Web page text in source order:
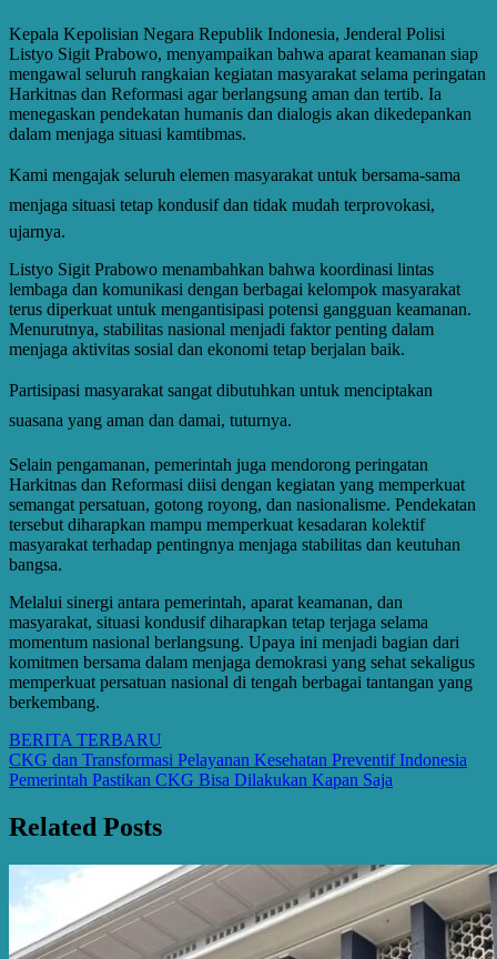
Kepala Kepolisian Negara Republik Indonesia, Jenderal Polisi
Listyo Sigit Prabowo, menyampaikan bahwa aparat keamanan siap
mengawal seluruh rangkaian kegiatan masyarakat selama peringatan
Harkitnas dan Reformasi agar berlangsung aman dan tertib. Ia
menegaskan pendekatan humanis dan dialogis akan dikedepankan
dalam menjaga situasi kamtibmas.
Kami mengajak seluruh elemen masyarakat untuk bersama-sama
menjaga situasi tetap kondusif dan tidak mudah terprovokasi,
ujarnya.
Listyo Sigit Prabowo menambahkan bahwa koordinasi lintas
lembaga dan komunikasi dengan berbagai kelompok masyarakat
terus diperkuat untuk mengantisipasi potensi gangguan keamanan.
Menurutnya, stabilitas nasional menjadi faktor penting dalam
menjaga aktivitas sosial dan ekonomi tetap berjalan baik.
Partisipasi masyarakat sangat dibutuhkan untuk menciptakan
suasana yang aman dan damai, tuturnya.
Selain pengamanan, pemerintah juga mendorong peringatan
Harkitnas dan Reformasi diisi dengan kegiatan yang memperkuat
semangat persatuan, gotong royong, dan nasionalisme. Pendekatan
tersebut diharapkan mampu memperkuat kesadaran kolektif
masyarakat terhadap pentingnya menjaga stabilitas dan keutuhan
bangsa.
Melalui sinergi antara pemerintah, aparat keamanan, dan
masyarakat, situasi kondusif diharapkan tetap terjaga selama
momentum nasional berlangsung. Upaya ini menjadi bagian dari
komitmen bersama dalam menjaga demokrasi yang sehat sekaligus
memperkuat persatuan nasional di tengah berbagai tantangan yang
berkembang.
BERITA TERBARU
Post
navigation
CKG dan Transformasi Pelayanan Kesehatan Preventif Indonesia
Pemerintah Pastikan CKG Bisa Dilakukan Kapan Saja
Related Posts